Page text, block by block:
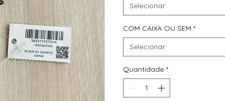
Selecionar
COM CAIXA OU SEM *
Selecionar
Quantidade *